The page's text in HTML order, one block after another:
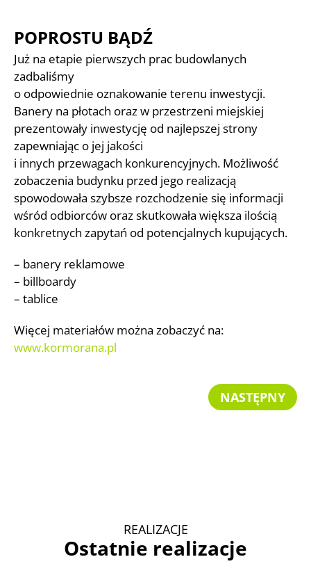
POPROSTU BĄDŹ
Już na etapie pierwszych prac budowlanych
zadbaliśmy
o odpowiednie oznakowanie terenu inwestycji.
Banery na płotach oraz w przestrzeni miejskiej
prezentowały inwestycję od najlepszej strony
zapewniając o jej jakości
i innych przewagach konkurencyjnych. Możliwość
zobaczenia budynku przed jego realizacją
spowodowała szybsze rozchodzenie się informacji
wśród odbiorców oraz skutkowała większa ilością
konkretnych zapytań od potencjalnych kupujących.
– banery reklamowe
– billboardy
– tablice
Więcej materiałów można zobaczyć na:
www.kormorana.pl
NASTĘPNY
REALIZACJE
Ostatnie realizacje